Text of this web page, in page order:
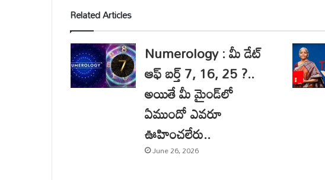
Related Articles
Numerology : మీ డేట్
ఆఫ్ బర్త్ 7, 16, 25 ?..
అయితే మీ మైండ్‌లో
ఏముందో ఎవరూ
ఊహించలేరు..
June 26, 2026